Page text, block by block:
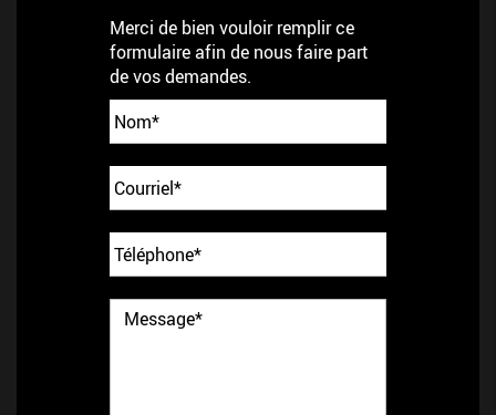
Merci de bien vouloir remplir ce
formulaire afin de nous faire part
de vos demandes.